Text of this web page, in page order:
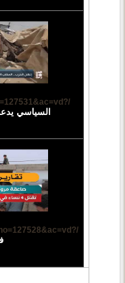
/?no=127531&ac=vd >
السياسي
/?no=127528&ac=vd >